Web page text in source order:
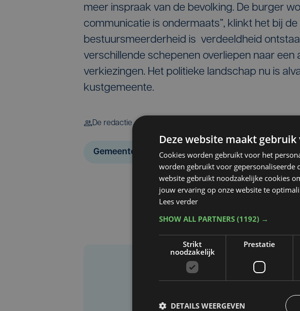
meer inspraak van de bevolking. De burger
communicatie is ondermaats”, klinkt het bij de
bestuursmeerderheid is verdeeldheid
verschillende schepenen overliepen naar
verkiezingen. Het politieke landschap nu is
kustgemeente.
De redactie
Gemeenteraadsverkiezingen 2018
Heb je een taal-
Deze website maakt gebruik
Cookies worden gebruikt voor het
worden gebruikt voor gepersonaliseerde
website gebruikt noodzakelijke cookies
jouw ervaring op onze website te
Lees verder
SHOW ALL PARTNERS (1192) →
Strikt
noodzakelijk
Prestatie
DETAILS WEERGEVEN